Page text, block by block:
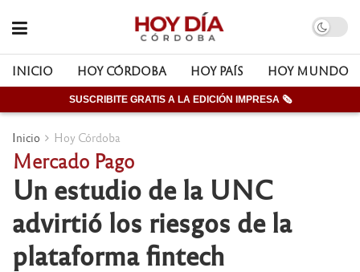
INICIO HOY CÓRDOBA HOY PAÍS HOY MUNDO
SUSCRIBITE GRATIS A LA EDICIÓN IMPRESA 🗞
Inicio Hoy Córdoba
Mercado Pago
Un estudio de la UNC
advirtió los riesgos de la
plataforma fintech